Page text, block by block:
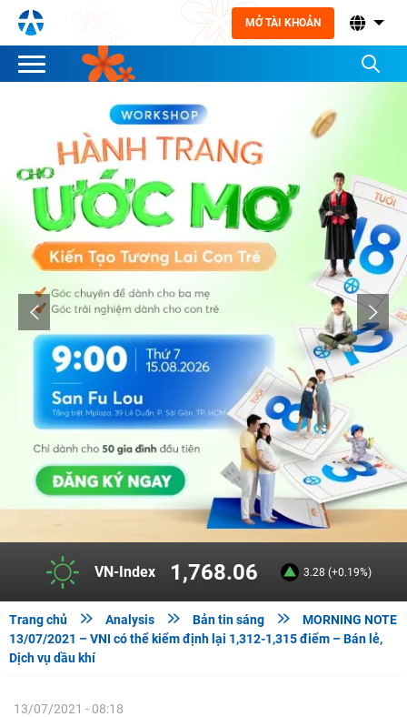
MỞ TÀI KHOẢN
VN-Index 1,768.06 3.28 (+0.19%)
Trang chủ  Analysis  Bản tin sáng 
MORNING NOTE
13/07/2021 – VNI có thể kiểm định lại 1,312-1,315 điểm – Bán lẻ,
Dịch vụ dầu khí
13/07/2021 - 08:18